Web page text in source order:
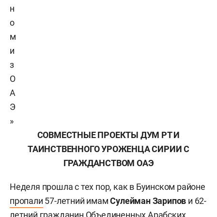
н
о
м
и
з
О
А
Э
»
СОВМЕСТНЫЕ ПРОЕКТЫ ДУМ РТ И
ТАИНСТВЕННОГО УРОЖЕНЦА СИРИИ С
ГРАЖДАНСТВОМ ОАЭ
Неделя прошла с тех пор, как в Буинском районе
пропали 57-летний имамСулейман Зарипов и 62-
летний гражданин Объединенных Арабских